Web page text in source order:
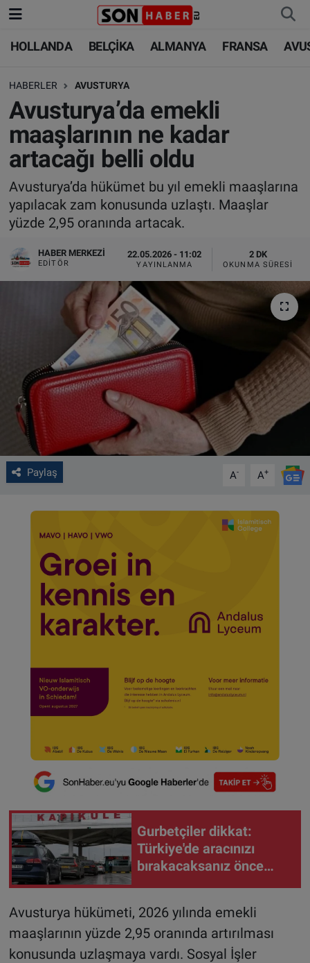
HOLLANDA BELÇİKA ALMANYA FRANSA
HABERLER AVUSTURYA
Avusturya’da emekli
maaşlarının ne kadar
artacağı belli oldu
Avusturya’da hükümet bu yıl emekli maaşlarına
yapılacak zam konusunda uzlaştı. Maaşlar
yüzde 2,95 oranında artacak.
HABER MERKEZI
EDITÖR
22.05.2026 - 11:02
YAYINLANMA
2 DK
OKUNMA SÜRESI
Paylaş A- A+
Gurbetçiler dikkat:
Türkiye'de aracınızı
bırakacaksanız önce
Avusturya hükümeti, 2026 yılında emekli
maaşlarının yüzde 2,95 oranında artırılması
konusunda uzlaşmaya vardı. Sosyal İşler
HOLLANDA
BELÇİKA
ALMANYA
FRANSA
AVUSTURYA
SAĞLIK - YAŞAM
BİLİM-TEKNOLOJİ
HOLLANDA
BELÇİKA
ALMANYA
TÜRKİYE
DÜNYA
BİLİM-TEKNOLOJİ
SAĞLIK
FOTO GALERİ
VIDEO GALERİ
ALGEMENE VOORWAARDEN
CONTACT
Çerez Politikası
Nöbetçi Eczaneler
Hava Durumu
Trafik Durumu
Süper Lig Puan Durumu ve Fikstür
Tüm Manşetler
Son Dakika Haberleri
Haber Arşivi